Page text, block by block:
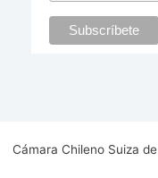
Cámara Chileno Suiza